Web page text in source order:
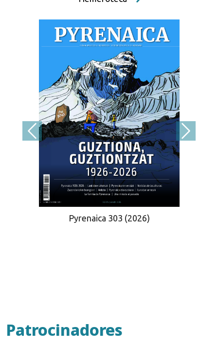
Pyrenaica 303 (2026)
Patrocinadores